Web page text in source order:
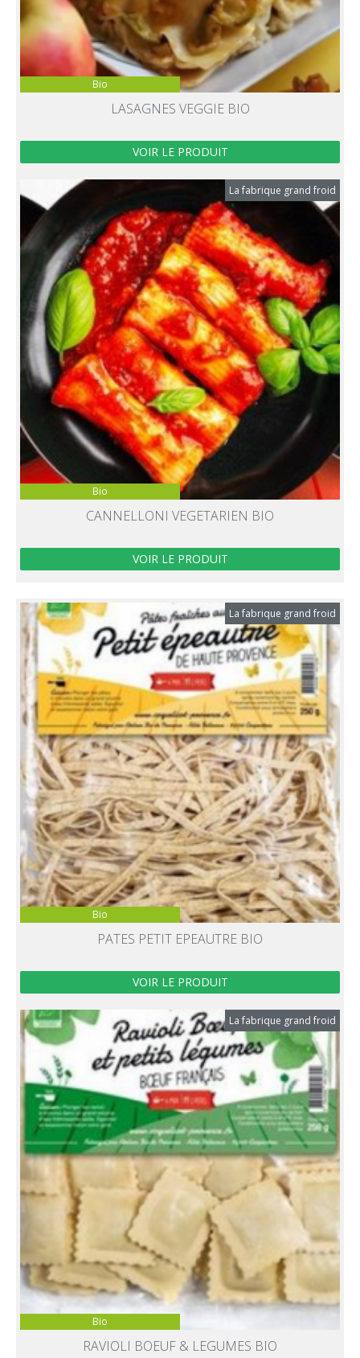
Bio
LASAGNES VEGGIE BIO
VOIR LE PRODUIT
La fabrique grand froid
Bio
CANNELLONI VEGETARIEN BIO
VOIR LE PRODUIT
La fabrique grand froid
Bio
PATES PETIT EPEAUTRE BIO
VOIR LE PRODUIT
La fabrique grand froid
Bio
RAVIOLI BOEUF & LEGUMES BIO